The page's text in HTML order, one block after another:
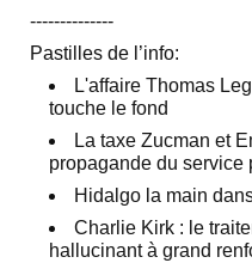
‐-‐-----------
Pastilles de l’info:
L'affaire Thomas
touche le fond
La taxe Zucman et
propagande du service
Hidalgo la main
Charlie Kirk : le
hallucinant à grand